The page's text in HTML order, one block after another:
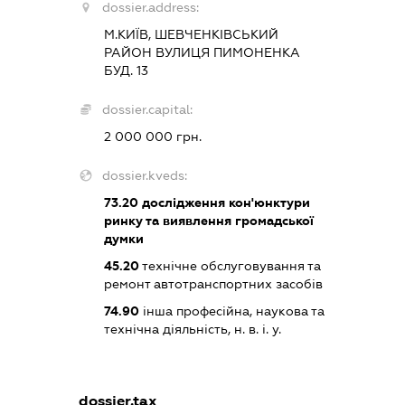
dossier.address:
М.КИЇВ, ШЕВЧЕНКІВСЬКИЙ
РАЙОН ВУЛИЦЯ ПИМОНЕНКА
БУД. 13
dossier.capital:
2 000 000 грн.
dossier.kveds:
73.20 дослідження кон'юнктури
ринку та виявлення громадської
думки
45.20технічне обслуговування та
ремонт автотранспортних засобів
74.90 інша професійна, наукова та
технічна діяльність, н. в. і. у.
dossier.tax